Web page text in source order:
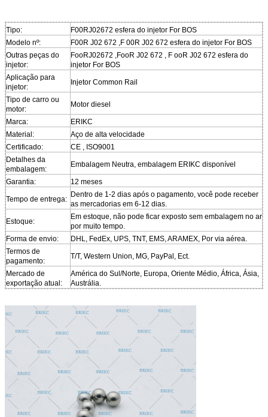
Tipo:
F00RJ02672 esfera do injetor For BOS
Modelo nº:
F00R J02 672 ,F 00R J02 672 esfera do injetor For BOS
Outras peças do
injetor:
FooRJ02672 ,FooR J02 672 , F ooR J02 672 esfera do
injetor For BOS
Aplicação para
injetor:
Injetor Common Rail
Tipo de carro ou
motor:
Motor diesel
Marca:
ERIKC
Material:
Aço de alta velocidade
Certificado:
CE , ISO9001
Detalhes da
embalagem:
Embalagem Neutra, embalagem ERIKC disponível
Garantia: 12 meses
Tempo de entrega:
Dentro de 1-2 dias após o pagamento, você pode receber
as mercadorias em 6-12 dias.
Estoque:
Em estoque, não pode ficar exposto sem embalagem no ar
por muito tempo.
Forma de envio:
DHL, FedEx, UPS, TNT, EMS, ARAMEX, Por via aérea.
Termos de
pagamento:
T/T, Western Union, MG, PayPal, Ect.
Mercado de
exportação atual:
América do Sul/Norte, Europa, Oriente Médio, África, Ásia,
Austrália.